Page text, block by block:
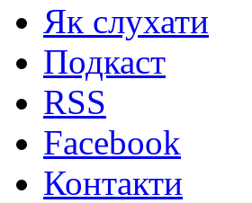
Як слухати
Подкаст
RSS
Facebook
Контакти